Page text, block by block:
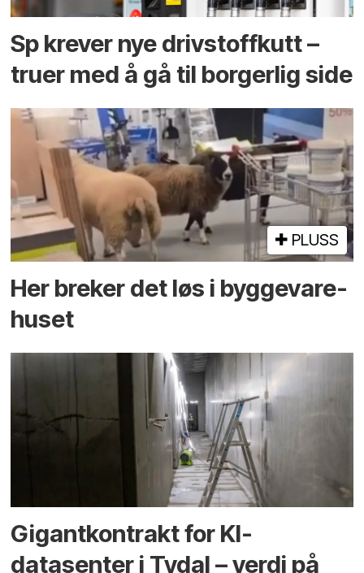
Sp krever nye drivstoffkutt –
truer med å gå til borgerlig side
PLUSS
Her breker det løs i bygge­vare­
huset
Gigantkontrakt for KI-
datasenter i Tydal – verdi på